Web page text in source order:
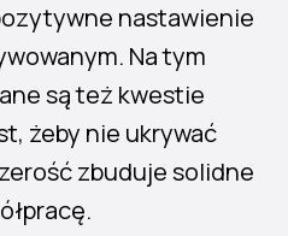
nastawienie
Na tym
są też kwestie
żeby nie ukrywać
zbuduje solidne